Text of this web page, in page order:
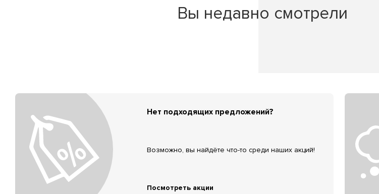
Вы недавно смотрели
Нет подходящих предложений?
Возможно, вы найдёте что-то среди наших акций!
Посмотреть акции